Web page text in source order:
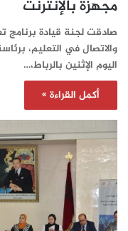
مجهزة بالإنترنت
صادقت لجنة قيادة برنامج
والاتصال في التعليم،
اليوم الإثنين بالرباط،…
أكمل القراءة »